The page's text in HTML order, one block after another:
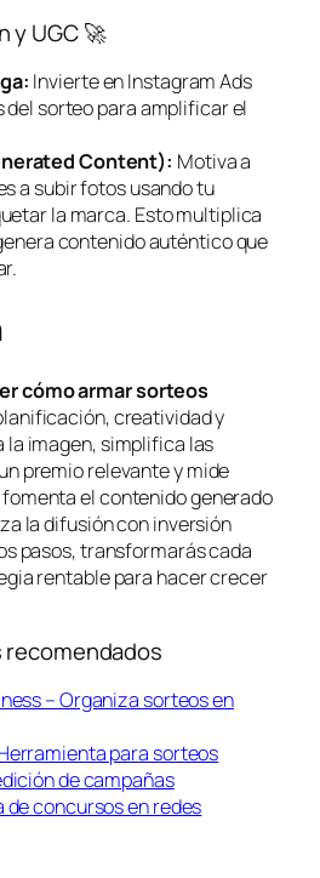
y UGC 🚀
Invierte en Instagram Ads
del sorteo para amplificar el
Content): Motiva a
a subir fotos usando tu
la marca. Esto multiplica
contenido auténtico que
cómo armar sorteos
creatividad y
imagen, simplifica las
premio relevante y mide
el contenido generado
la difusión con inversión
pasos, transformarás cada
rentable para hacer crecer
– Organiza sorteos en
para sorteos
de campañas
de concursos en redes